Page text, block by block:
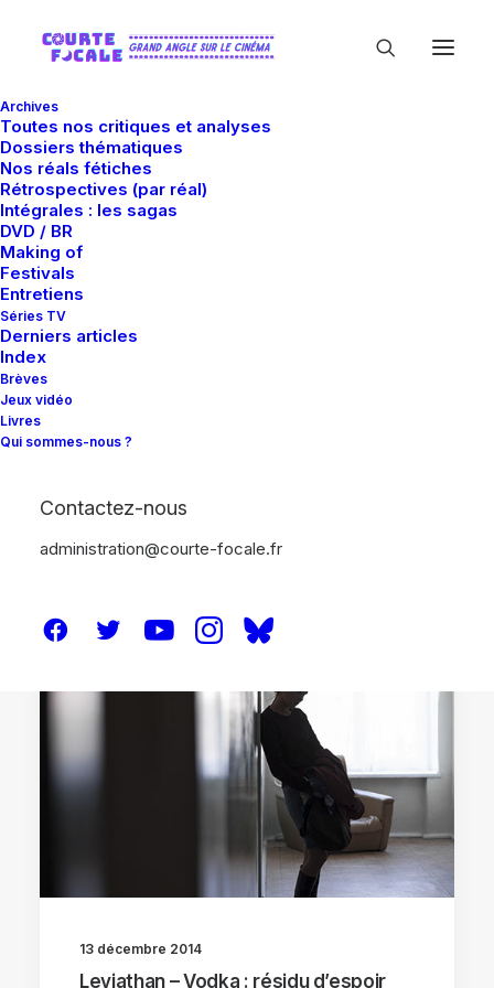
Archives
Toutes nos critiques et analyses
Dossiers thématiques
Nos réals fétiches
Rétrospectives (par réal)
Intégrales : les sagas
DVD / BR
Making of
Festivals
Entretiens
Séries TV
Derniers articles
Index
Brèves
Jeux vidéo
Livres
Qui sommes-nous ?
Contactez-nous
administration@courte-focale.fr
13 décembre 2014
Leviathan – Vodka : résidu d’espoir